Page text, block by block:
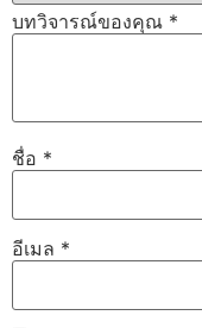
บทวิจารณ์ของคุณ *
ชื่อ *
อีเมล *